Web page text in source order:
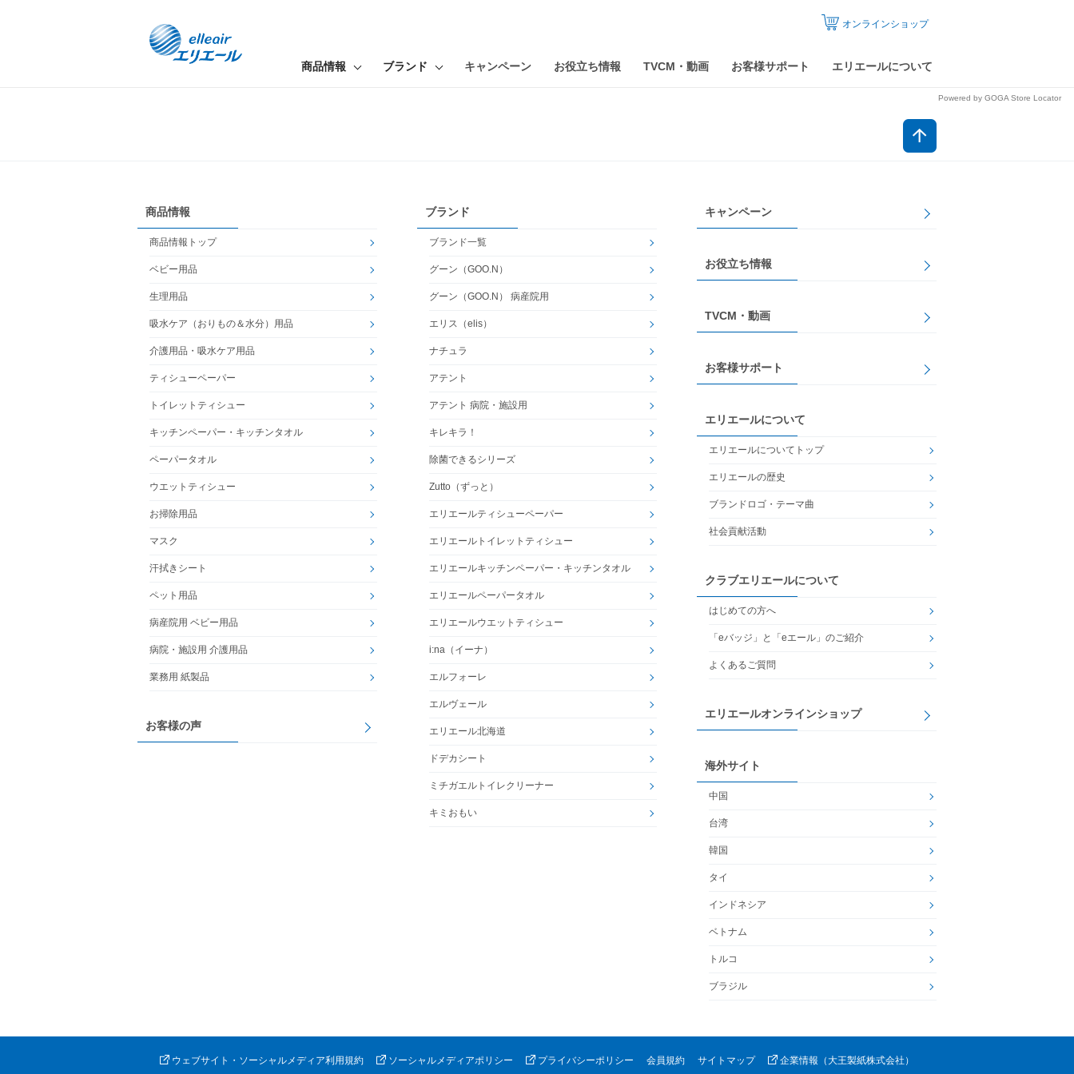
商品情報 ブランド キャンペーン お役立ち情報 TVCM・動画 お客様サポート エリエールについて
オンラインショップ
Powered by GOGA Store Locator
商品情報
商品情報トップ
ベビー用品
生理用品
吸水ケア（おりもの＆水分）用品
介護用品・吸水ケア用品
ティシューペーパー
トイレットティシュー
キッチンペーパー・キッチンタオル
ペーパータオル
ウエットティシュー
お掃除用品
マスク
汗拭きシート
ペット用品
病産院用 ベビー用品
病院・施設用 介護用品
業務用 紙製品
お客様の声
ブランド
ブランド一覧
グーン（GOO.N）
グーン（GOO.N） 病産院用
エリス（elis）
ナチュラ
アテント
アテント 病院・施設用
キレキラ！
除菌できるシリーズ
Zutto（ずっと）
エリエールティシューペーパー
エリエールトイレットティシュー
エリエールキッチンペーパー・キッチンタオル
エリエールペーパータオル
エリエールウエットティシュー
i:na（イーナ）
エルフォーレ
エルヴェール
エリエール北海道
ドデカシート
ミチガエルトイレクリーナー
キミおもい
キャンペーン
お役立ち情報
TVCM・動画
お客様サポート
エリエールについて
エリエールについてトップ
エリエールの歴史
ブランドロゴ・テーマ曲
社会貢献活動
クラブエリエールについて
はじめての方へ
「eバッジ」と「eエール」のご紹介
よくあるご質問
エリエールオンラインショップ
海外サイト
中国
台湾
韓国
タイ
インドネシア
ベトナム
トルコ
ブラジル
ウェブサイト・ソーシャルメディア利用規約 ソーシャルメディアポリシー プライバシーポリシー 会員規約 サイトマップ 企業情報（大王製紙株式会社）